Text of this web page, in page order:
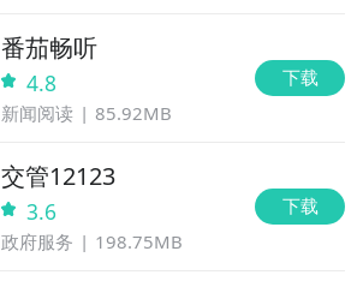
番茄畅听
4.8
新闻阅读 85.92MB
下载
交管12123
3.6
政府服务 198.75MB
下载